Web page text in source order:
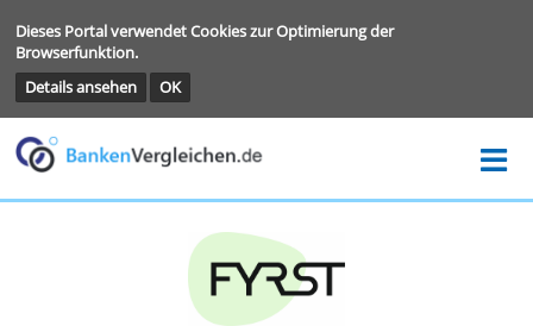
Dieses Portal verwendet Cookies zur Optimierung der
Browserfunktion.
Details ansehen OK